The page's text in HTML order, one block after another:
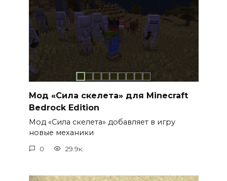
Мод «Сила скелета» для Minecraft
Bedrock Edition
Мод «Сила скелета» добавляет в игру
новые механики
0 29.9к.